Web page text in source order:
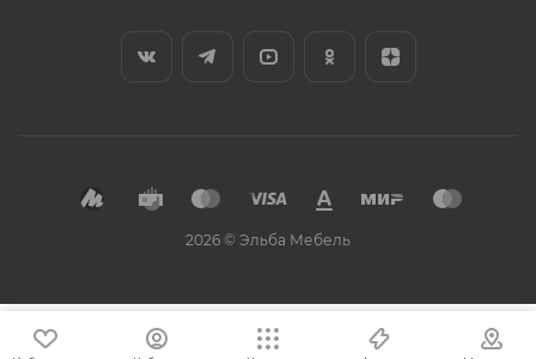
2026 © Эльба Мебель